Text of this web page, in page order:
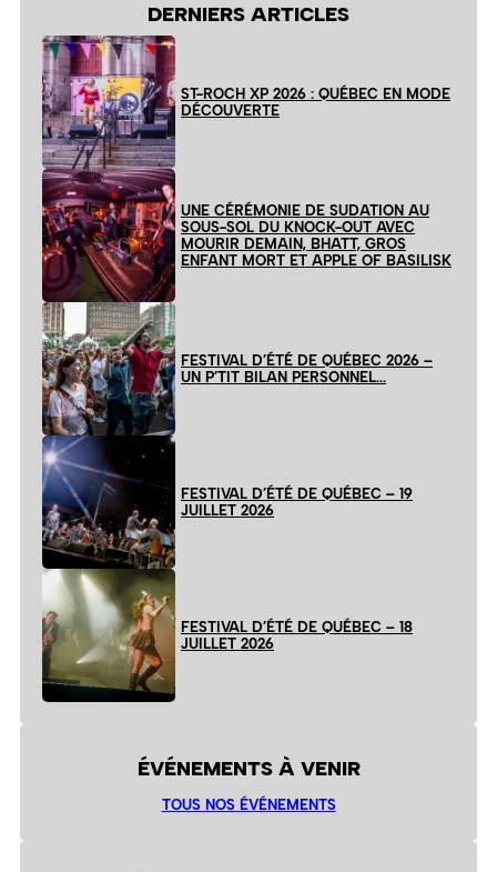
DERNIERS ARTICLES
ST-ROCH XP 2026 : QUÉBEC EN MODE
DÉCOUVERTE
UNE CÉRÉMONIE DE SUDATION AU
SOUS-SOL DU KNOCK-OUT AVEC
MOURIR DEMAIN, BHATT, GROS
ENFANT MORT ET APPLE OF BASILISK
FESTIVAL D’ÉTÉ DE QUÉBEC 2026 –
UN P’TIT BILAN PERSONNEL…
FESTIVAL D’ÉTÉ DE QUÉBEC – 19
JUILLET 2026
FESTIVAL D’ÉTÉ DE QUÉBEC – 18
JUILLET 2026
ÉVÉNEMENTS À VENIR
TOUS NOS ÉVÉNEMENTS